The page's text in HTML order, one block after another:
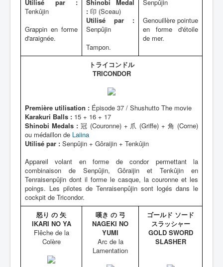
Utilisé par :
Tenkûjin
Grappin en forme
d'araignée.
Shinobi Medal
: 印 (Sceau)
Utilisé par :
Senpûjin
Tampon.
Senpûjin
Genouillère pointue
en forme d'étoile
de mer.
トライコンドル
TRICONDOR
Première utilisation : Épisode 37 / Shushutto The movie
Karakuri Balls : 15 + 16 + 17
Shinobi Medals : 冠 (Couronne) + 爪 (Griffe) + 角 (Corne)
ou médaillon de Laiina
Utilisé par : Senpûjin + Gôraijin + Tenkûjin
Appareil volant en forme de condor permettant la
combinaison de Senpûjin, Gôraijin et Tenkûjin en
Tenraisenpûjin dont il forme le casque, la couronne et les
poings. Les pilotes de Tenraisenpûjin sont logés dans le
cockpit de Tricondor.
怒り の 矢
IKARI NO YA
Flêche de la
Colère
嘆き の 弓
NAGEKI NO
YUMI
Arc de la
Lamentation
ゴールド ソード
スラッシャー
GOLD SWORD
SLASHER